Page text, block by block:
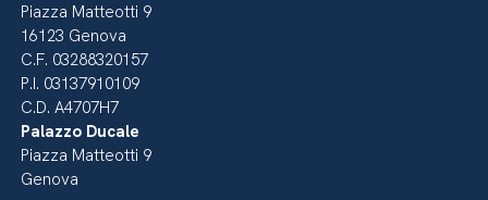
Piazza Matteotti 9
16123 Genova
C.F. 03288320157
P.I. 03137910109
C.D. A4707H7
Palazzo Ducale
Piazza Matteotti 9
Genova